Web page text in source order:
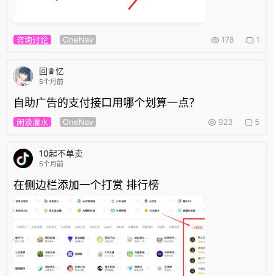
咨询讨论 OneNav 178 1
回♛忆
5个月前
自助广告的支付接口用哪个划算一点？
闲谈灌水 OneNav 923 5
10起不单卖
5个月前
在侧边栏添加一个打赏 排行榜